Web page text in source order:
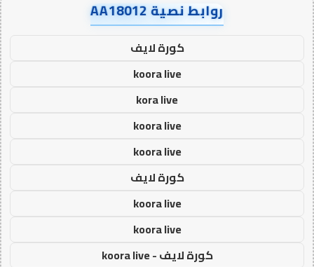
روابط نصية AA18012
كورة لايف
koora live
kora live
koora live
koora live
كورة لايف
koora live
koora live
كورة لايف - koora live